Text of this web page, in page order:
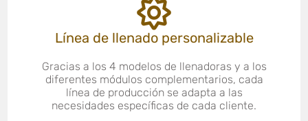
Línea de llenado personalizable
Gracias a los 4 modelos de llenadoras y a los
diferentes módulos complementarios, cada
línea de producción se adapta a las
necesidades específicas de cada cliente.